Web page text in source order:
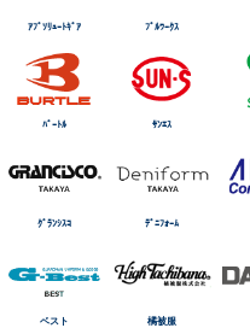
ｱﾌﾞｿﾘｭｰﾄｷﾞｱ ﾌﾞﾙﾜｰｸｽ
ﾊﾞｰﾄﾙ ｻﾝｴｽ
ｸﾞﾗﾝｼｽｺ ﾃﾞﾆﾌｫｰﾑ
ベスト 橘被服